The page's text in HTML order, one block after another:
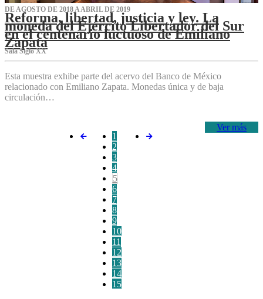
DE AGOSTO DE 2018 A ABRIL DE 2019
Reforma, libertad, justicia y ley. La
moneda del Ejército Libertador del Sur
en el centenario luctuoso de Emiliano
Zapata
Sala Siglo XX
Esta muestra exhibe parte del acervo del Banco de México
relacionado con Emiliano Zapata. Monedas única y de baja
circulación…
Ver más
1
2
3
4
5
6
7
8
9
10
11
12
13
14
15